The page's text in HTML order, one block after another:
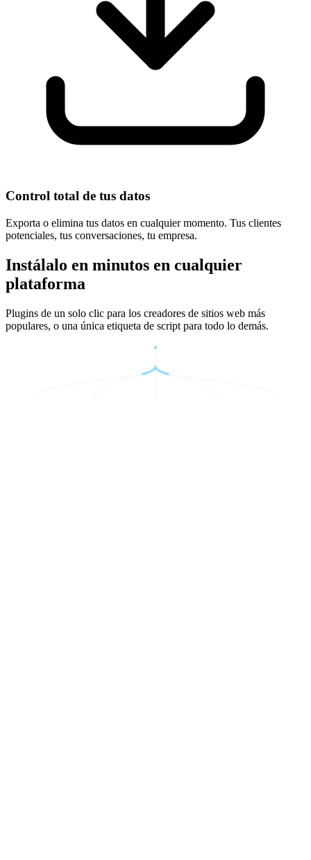
Control total de tus datos
Exporta o elimina tus datos en cualquier momento. Tus clientes
potenciales, tus conversaciones, tu empresa.
Instálalo en minutos en cualquier
plataforma
Plugins de un solo clic para los creadores de sitios web más
populares, o una única etiqueta de script para todo lo demás.